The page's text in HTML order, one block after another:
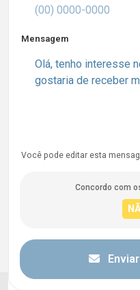
Mensagem
Você pode editar esta
Concordo com